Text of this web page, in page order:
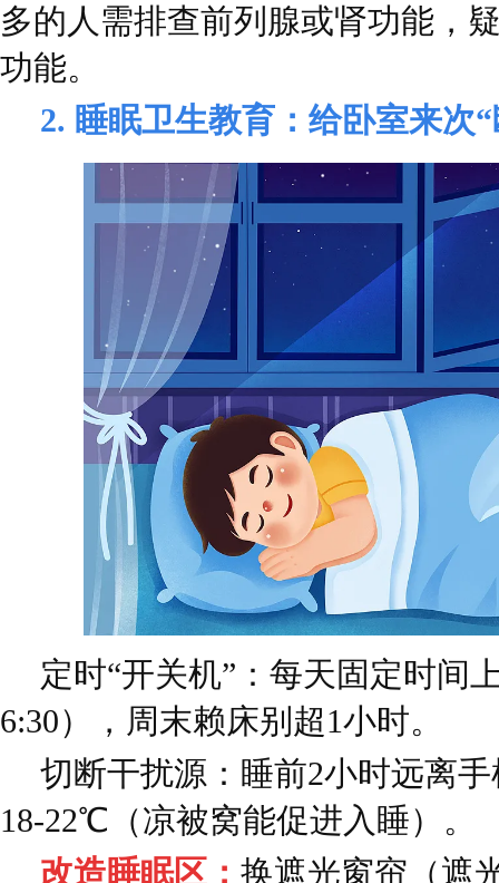
多的人需排查前列腺或肾功能，
功能。
2. 睡眠卫生教育：给卧室来次
定时“开关机”：每天固定时间
6:30），周末赖床别超1小时。
切断干扰源：睡前2小时远离
18-22℃（凉被窝能促进入睡）。
改造睡眠区： 换遮光窗帘（遮